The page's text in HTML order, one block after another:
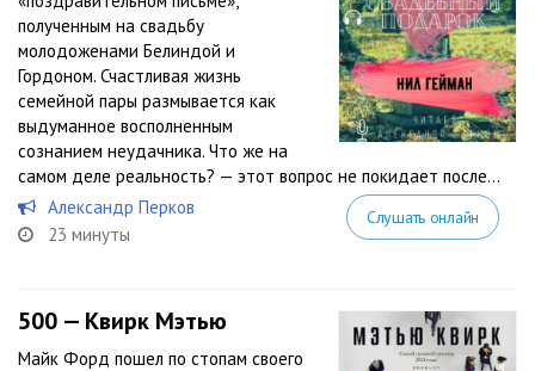
полученным на свадьбу
молодоженами Белиндой и
Гордоном. Счастливая жизнь
семейной пары размывается как
выдуманное восполненным
сознанием неудачника. Что же на
самом деле реальность? — этот вопрос не покидает после...
Александр Перков
23 минуты
Слушать онлайн
500 — Квирк Мэтью
Майк Форд пошел по стопам своего